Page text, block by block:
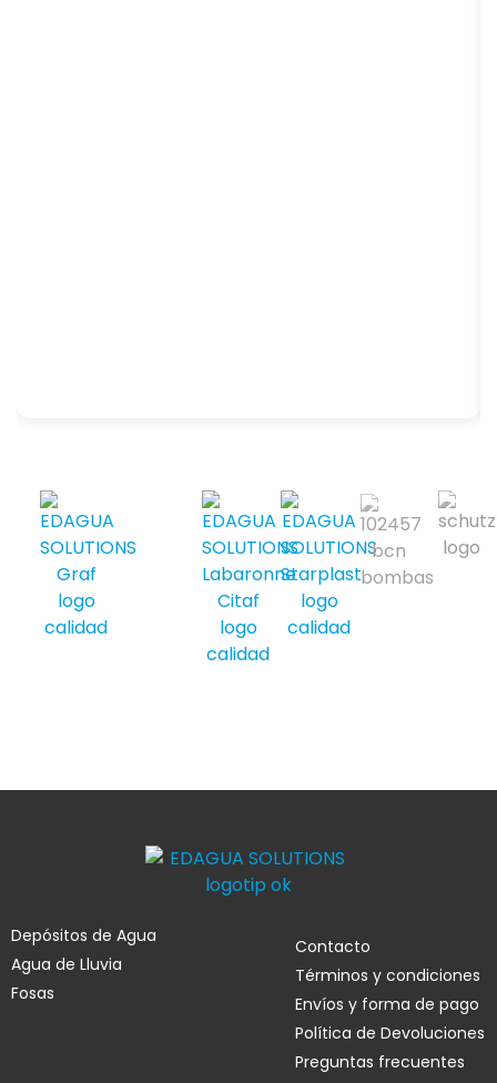
Depósitos de Agua
Agua de Lluvia
Fosas
Contacto
Términos y condiciones
Envíos y forma de pago
Política de Devoluciones
Preguntas frecuentes